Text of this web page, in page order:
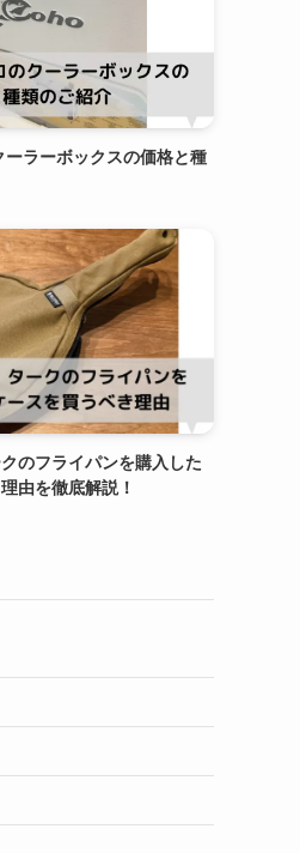
ラーボックスの価格と種
のフライパンを購入した
由を徹底解説！